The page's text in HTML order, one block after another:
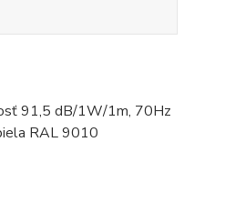
91,5 dB/1W/1m, 70Hz
RAL 9010